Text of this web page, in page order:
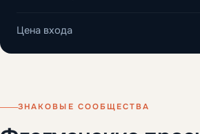
Цена входа
ЗНАКОВЫЕ СООБЩЕСТВА